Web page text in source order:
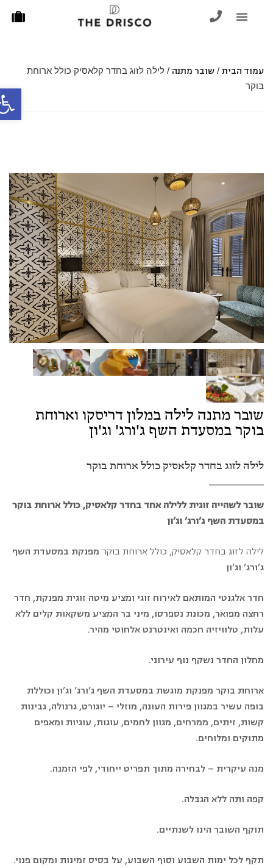
פתח
עמוד הבית/ שובר מתנה/ לילה לזוג בחדר קלאסיק כולל ארוחת
בוקר
שובר מתנה לילה במלון דריסקו וארוחת
בוקר במסעדת השף ג'ורג' וג'ון
לילה לזוג בחדר קלאסיק כולל ארוחת בוקר
שובר לשהייה זוגית ללילה אחד בחדר קלאסיק, כולל ארוחת בוקר
במסעדת השף ג’ורג’ וג’ון
לילה לזוג בחדר קלאסיק, כולל ארוחת בוקרמפנקת במסעדת השף
ג’ורג’ וג’ון
חדר אלגנטי המותאם לאירוח זוגי ומציע מיטה זוגית מפנקת, חדר
רחצה מפואר, מכונת נספרסו, מיני בר המציע משקאות קלים ללא
עלות, טלוויזיה חכמה ואינטרנט אלחוטי מהיר.
מחלון החדר נשקף נוף עירוני.
ארוחת בוקר מפנקת מוגשת במסעדת השף ג’ורג’ וג’ון וכוללת
בופה עשיר במגוון פירות העונה, מוזלי – יוגורט, גרנולה, גבינות
קשות, זיתים, ממרחים, מגוון לחמים, עוגות, עוגיות ומאפים
מתוקים ומלוחים.
מנה עיקרית – לבחירה מתוך תפריט ייחודי, לפי הזמנה.
קפה ותה ללא הגבלה.
תוקף השובר הינו לשנתיים.
תקף לכל ימות השבוע וסוף השבוע, על בסיס זמינות ומקום פנוי.